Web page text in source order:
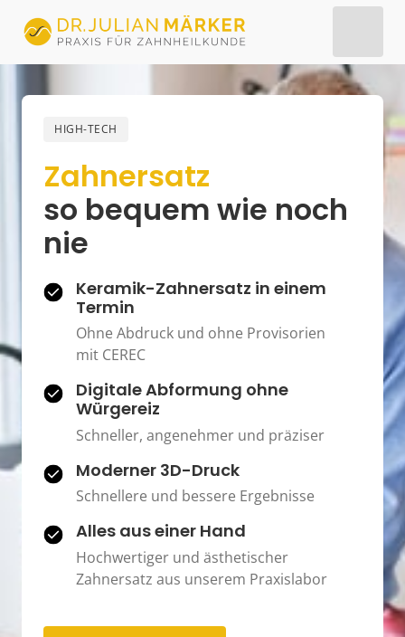
HIGH-TECH
Zahnersatz
so bequem wie
nie
Keramik-Zahnersatz in einem
Termin
Ohne Abdruck und ohne Provisorien
mit CEREC
Digitale Abformung ohne
Würgereiz
Schneller, angenehmer und präziser
Schnellere und bessere Ergebnisse
Alles aus einer Hand
Hochwertiger und ästhetischer
Zahnersatz aus unserem Praxislabor